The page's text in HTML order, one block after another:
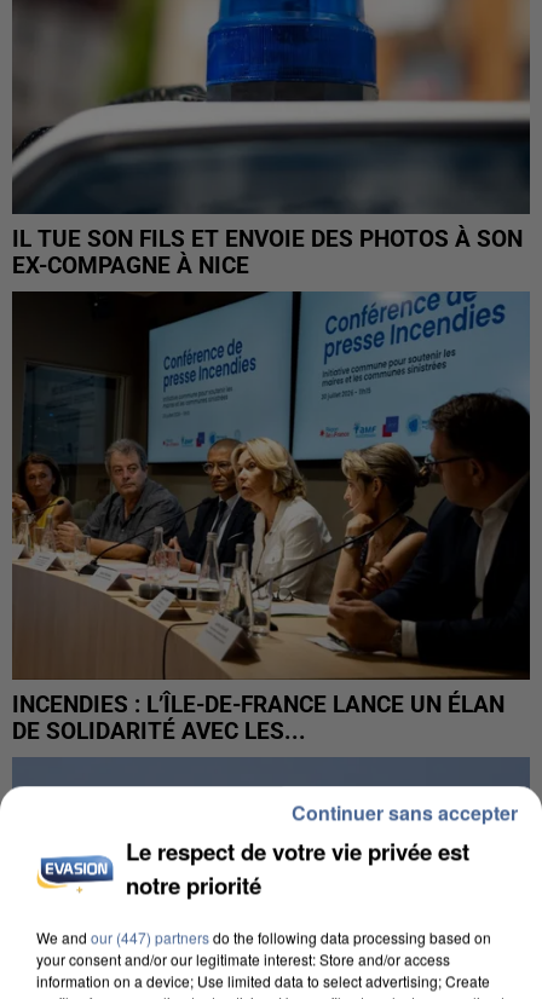
IL TUE SON FILS ET ENVOIE DES PHOTOS À SON
EX-COMPAGNE À NICE
INCENDIES : L’ÎLE-DE-FRANCE LANCE UN ÉLAN
DE SOLIDARITÉ AVEC LES...
Le respect de votre vie privée est
notre priorité
We and our (447) partnersdo the following data processing based on
your consent and/or our legitimate interest: Store and/or access
information on a device; Use limited data to select advertising; Create
Continuer sans accepter